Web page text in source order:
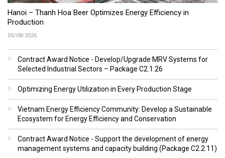
Hanoi – Thanh Hoa Beer Optimizes Energy Efficiency in
Production
05/08/2026
Contract Award Notice - Develop/Upgrade MRV Systems for
Selected Industrial Sectors – Package C2.1.26
Optimizing Energy Utilization in Every Production Stage
Vietnam Energy Efficiency Community: Develop a Sustainable
Ecosystem for Energy Efficiency and Conservation
Contract Award Notice - Support the development of energy
management systems and capacity building (Package C2.2.11)